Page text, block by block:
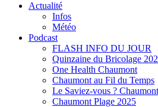
Actualité
Infos
Météo
Podcast
FLASH INFO DU JOUR
Quinzaine du Bricolage
One Health Chaumont
Chaumont au Fil du Temps
Le Saviez-vous ?
Chaumont Plage 2025